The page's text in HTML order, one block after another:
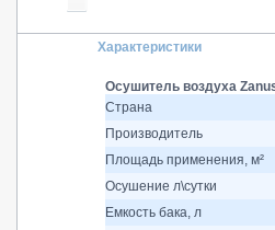
Характеристики
Осушитель воздуха
Страна
Производитель
Площадь применения, м²
Осушение л\сутки
Емкость бака, л